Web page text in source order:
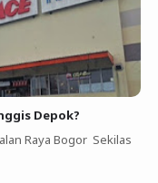
Depok?
Raya Bogor Sekilas